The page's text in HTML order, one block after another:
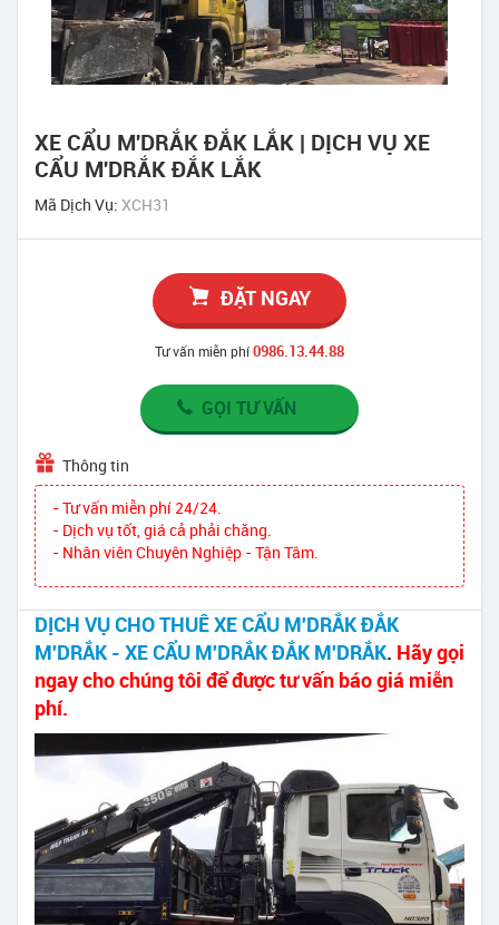
XE CẨU M'DRẮK ĐẮK LẮK | DỊCH VỤ XE
CẨU M'DRẮK ĐẮK LẮK
Mã Dịch Vụ: XCH31
ĐẶT NGAY
Tư vấn miễn phí0986.13.44.88
GỌI TƯ VẤN
Thông tin
- Tư vấn miễn phí 24/24.
- Dịch vụ tốt, giá cả phải chăng.
- Nhân viên Chuyên Nghiệp - Tận Tâm.
DỊCH VỤ CHO THUÊ XE CẨU M'DRẮK ĐẮK
M'DRẮK - XE CẨU M'DRẮK ĐẮK M'DRẮK. Hãy gọi
ngay cho chúng tôi để được tư vấn báo giá miễn
phí.